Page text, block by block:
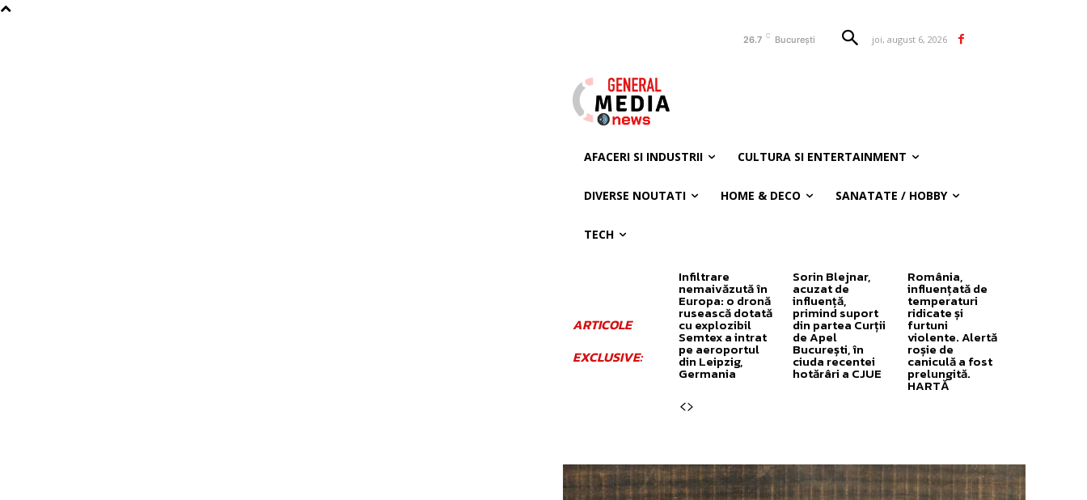
26.7 C București joi, august 6, 2026
AFACERI SI INDUSTRII CULTURA SI ENTERTAINMENT
DIVERSE NOUTATI HOME & DECO SANATATE / HOBBY
TECH
ARTICOLE
EXCLUSIVE:
Infiltrare
nemaivăzută în
Europa: o dronă
rusească dotată
cu explozibil
Semtex a intrat
pe aeroportul
din Leipzig,
Germania
Sorin Blejnar,
acuzat de
influență,
primind suport
din partea Curții
de Apel
București, în
ciuda recentei
hotărâri a CJUE
România,
influențată de
temperaturi
ridicate și
furtuni
violente. Alertă
roșie de
caniculă a fost
prelungită.
HARTĂ